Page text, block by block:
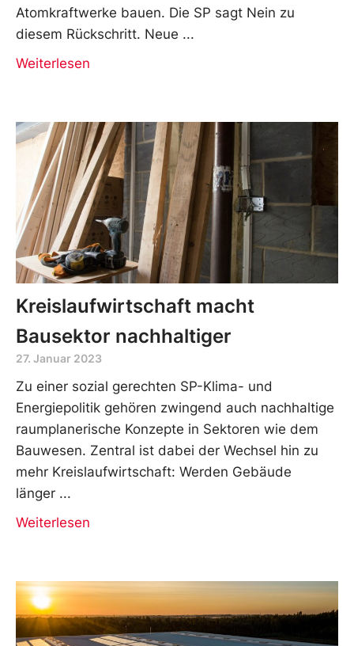
Atomkraftwerke bauen. Die SP sagt Nein zu
diesem Rückschritt. Neue
Weiterlesen
Kreislaufwirtschaft macht
Bausektor nachhaltiger
27. Januar 2023
Zu einer sozial gerechten SP-Klima- und
Energiepolitik gehören zwingend auch nachhaltige
raumplanerische Konzepte in Sektoren wie dem
Bauwesen. Zentral ist dabei der Wechsel hin zu
mehr Kreislaufwirtschaft: Werden Gebäude
länger
Weiterlesen